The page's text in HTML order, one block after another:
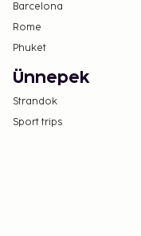
Barcelona
Rome
Phuket
Ünnepek
Strandok
Sport trips